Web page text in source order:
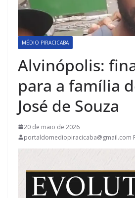
MÉDIO PIRACICABA
Alvinópolis:
para a família
José de Souza
20 de maio de 2026
portaldomediopiracicaba@gmail.com